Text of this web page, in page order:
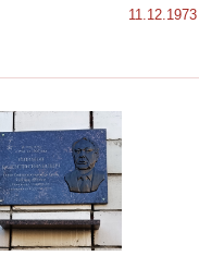
11.12.1973